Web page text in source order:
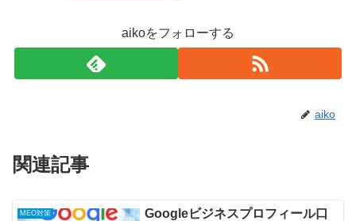
aikoをフォローする
aiko
関連記事
MEO対策
Googleビジネスプロフィール口